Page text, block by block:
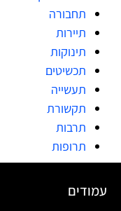
תחבורה
תיירות
תינוקות
תכשיטים
תעשייה
תקשורת
תרבות
תרופות
עמודים